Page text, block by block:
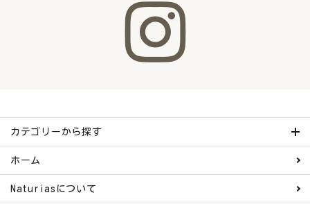
カテゴリーから探す
ホーム
Naturiasについて